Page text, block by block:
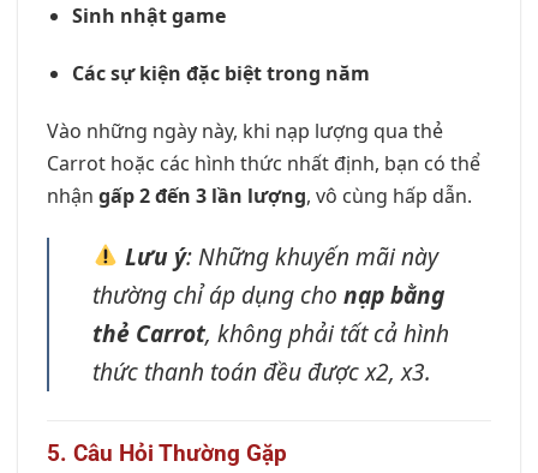
Sinh nhật game
Các sự kiện đặc biệt trong năm
Vào những ngày này, khi nạp lượng qua thẻ
Carrot hoặc các hình thức nhất định, bạn có thể
nhận gấp 2 đến 3 lần lượng, vô cùng hấp dẫn.
Lưu ý: Những khuyến mãi này
thường chỉ áp dụng cho nạp bằng
thẻ Carrot, không phải tất cả hình
thức thanh toán đều được x2, x3.
5. Câu Hỏi Thường Gặp